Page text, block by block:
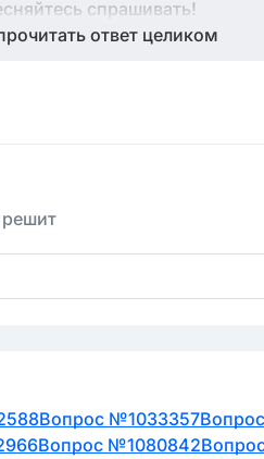
спрашивать!
ответ целиком
Вопрос №1033357
Вопрос №1080842